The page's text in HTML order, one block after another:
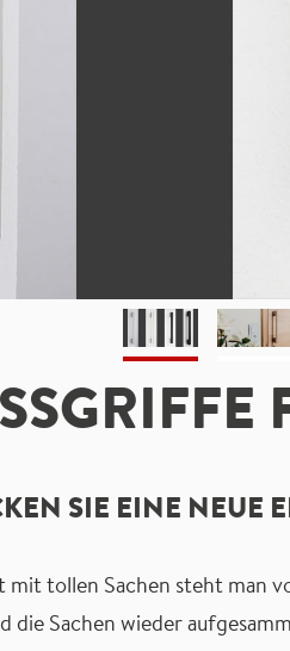
SIE EINE NEUE
mit tollen Sachen steht man
die Sachen wieder